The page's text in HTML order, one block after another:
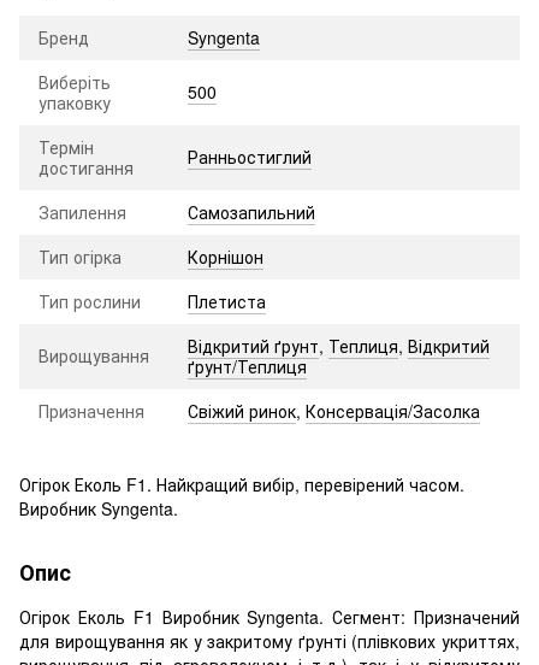
Бренд
Syngenta
Виберіть
упаковку
500
Термін
достигання
Ранньостиглий
Запилення
Самозапильний
Тип огірка
Корнішон
Тип рослини
Плетиста
Вирощування Відкритий ґрунт, Теплиця, Відкритий
ґрунт/Теплиця
Призначення
Свіжий ринок, Консервація/Засолка
Огірок Еколь F1. Найкращий вибір, перевірений часом.
Виробник Syngenta.
Опис
Огірок Еколь F1 Виробник Syngenta. Сегмент: Призначений
для вирощування як у закритому ґрунті (плівкових укриттях,